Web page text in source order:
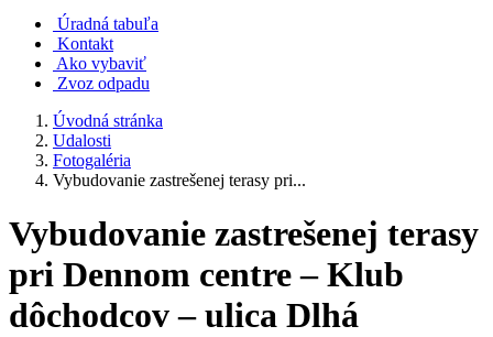
Úradná tabuľa
Kontakt
Ako vybaviť
Zvoz odpadu
Úvodná stránka
Udalosti
Fotogaléria
Vybudovanie zastrešenej terasy pri...
Vybudovanie zastrešenej terasy
pri Dennom centre – Klub
dôchodcov – ulica Dlhá